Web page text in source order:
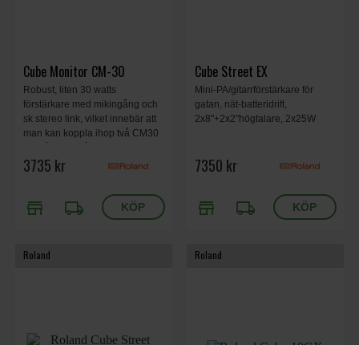
Cube Monitor CM-30
Robust, liten 30 watts
förstärkare med mikingång och
sk stereo link, vilket innebär att
man kan koppla ihop två CM30
3735 kr
store local_shipping
Cube Street EX
Mini-PA/gitarrförstärkare för
gatan, nät-batteridrift,
2x8"+2x2"högtalare, 2x25W
7350 kr
store local_shipping
Roland Roland